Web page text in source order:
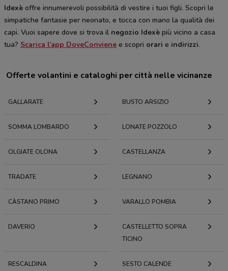
Idexè offre innumerevoli possibilità di vestire i tuoi figli. Scopri le
simpatiche fantasie per neonato, e tocca con mano la qualità dei
capi. Vuoi sapere dove si trova il negozio Idexè più vicino a casa
tua? Scarica l’app DoveConviene e scopri orari e indirizzi.
Offerte volantini e cataloghi per città nelle vicinanze
GALLARATE BUSTO ARSIZIO
SOMMA LOMBARDO LONATE POZZOLO
OLGIATE OLONA CASTELLANZA
TRADATE LEGNANO
CÀSTANO PRIMO VARALLO POMBIA
DAVERIO
CASTELLETTO SOPRA
TICINO
RESCALDINA SESTO CALENDE